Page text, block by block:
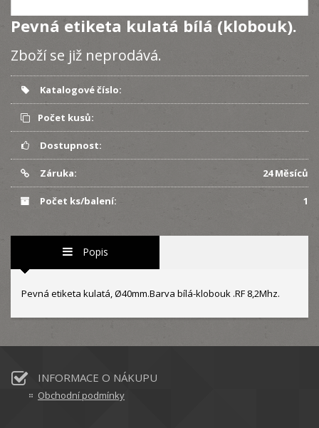
Pevná etiketa kulatá bílá (klobouk).
Zboží se již neprodává.
Katalogové číslo:
Počet kusů:
Dostupnost:
Záruka: 24 Měsíců
Počet ks/balení: 1
Popis
Pevná etiketa kulatá, Ø40mm.Barva bílá-klobouk .RF 8,2Mhz.
INFORMACE O NÁKUPU
Obchodní podmínky